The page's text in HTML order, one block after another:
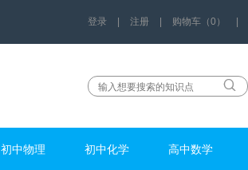
登录 注册 购物车（0）
初中物理 初中化学 高中数学